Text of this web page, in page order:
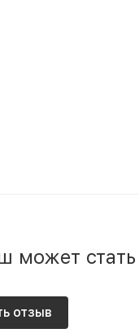
может
отзыв